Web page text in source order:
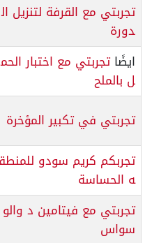
تجربتي مع القرفة لتنزيل ال
دورة
ايضًاتجربتي مع اختبار الحم
ل بالملح
تجربتي في تكبير المؤخرة
تجربكم كريم سودو
ه الحساسة
تجربتي مع فيتامين د والو
سواس